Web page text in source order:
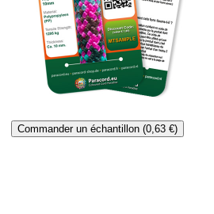
Commander un échantillon (0,63 €)